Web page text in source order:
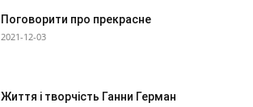
Поговорити про прекрасне
2021-12-03
Життя і творчість Ганни Герман